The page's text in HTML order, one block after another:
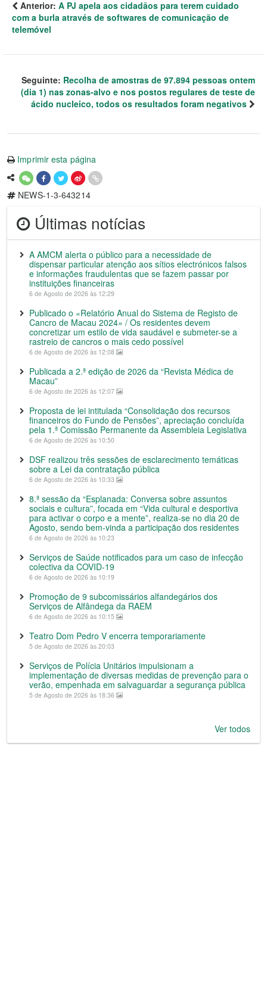
Anterior: A PJ apela aos cidadãos para terem cuidado
com a burla através de softwares de comunicação de
telemóvel
Seguinte: Recolha de amostras de 97.894 pessoas ontem
(dia 1) nas zonas-alvo e nos postos regulares de teste de
ácido nucleico, todos os resultados foram negativos
Imprimir esta página
NEWS-1-3-643214
Últimas notícias
A AMCM alerta o público para a necessidade de
dispensar particular atenção aos sítios electrónicos falsos
e informações fraudulentas que se fazem passar por
instituições financeiras
6 de Agosto de 2026 às 12:29
Publicado o «Relatório Anual do Sistema de Registo de
Cancro de Macau 2024» / Os residentes devem
concretizar um estilo de vida saudável e submeter-se a
rastreio de cancros o mais cedo possível
6 de Agosto de 2026 às 12:08
Publicada a 2.ª edição de 2026 da “Revista Médica de
Macau”
6 de Agosto de 2026 às 12:07
Proposta de lei intitulada “Consolidação dos recursos
financeiros do Fundo de Pensões”, apreciação concluída
pela 1.ª Comissão Permanente da Assembleia Legislativa
6 de Agosto de 2026 às 10:50
DSF realizou três sessões de esclarecimento temáticas
sobre a Lei da contratação pública
6 de Agosto de 2026 às 10:33
8.ª sessão da “Esplanada: Conversa sobre assuntos
sociais e cultura”, focada em “Vida cultural e desportiva
para activar o corpo e a mente”, realiza-se no dia 20 de
Agosto, sendo bem-vinda a participação dos residentes
6 de Agosto de 2026 às 10:23
Serviços de Saúde notificados para um caso de infecção
colectiva da COVID-19
6 de Agosto de 2026 às 10:19
Promoção de 9 subcomissários alfandegários dos
Serviços de Alfândega da RAEM
6 de Agosto de 2026 às 10:15
Teatro Dom Pedro V encerra temporariamente
5 de Agosto de 2026 às 20:03
Serviços de Polícia Unitários impulsionam a
implementação de diversas medidas de prevenção para o
verão, empenhada em salvaguardar a segurança pública
5 de Agosto de 2026 às 18:36
Ver todos